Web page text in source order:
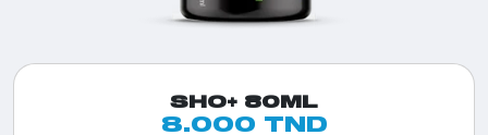
SHO+ 80ML
8.000 TND